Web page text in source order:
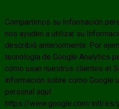
Compartimos su Información
nos ayuden a utilizar su
describió anteriormente. Por
tecnología de Google Analytics
cómo usan nuestros clientes el
información sobre cómo Google
personal aquí:
https://www.google.com/intl/